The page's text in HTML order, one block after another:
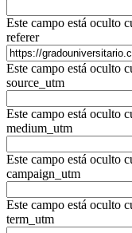
Este campo está oculto
referer
Este campo está oculto
source_utm
Este campo está oculto
medium_utm
Este campo está oculto
campaign_utm
Este campo está oculto
term_utm